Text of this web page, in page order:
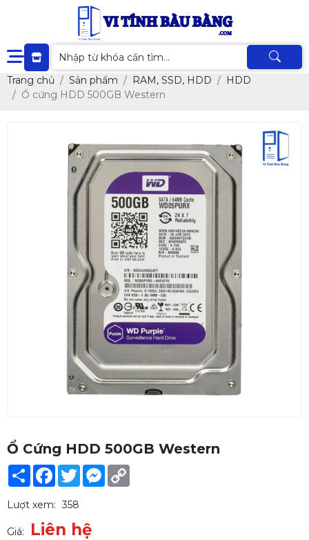
Trang chủ Sản phẩm RAM, SSD, HDD
HDD
Ổ cứng HDD 500GB Western
Ổ Cứng HDD 500GB Western
Share Facebook
TwitterMessenger
Lượt xem: 358
Giá: Liên hệ